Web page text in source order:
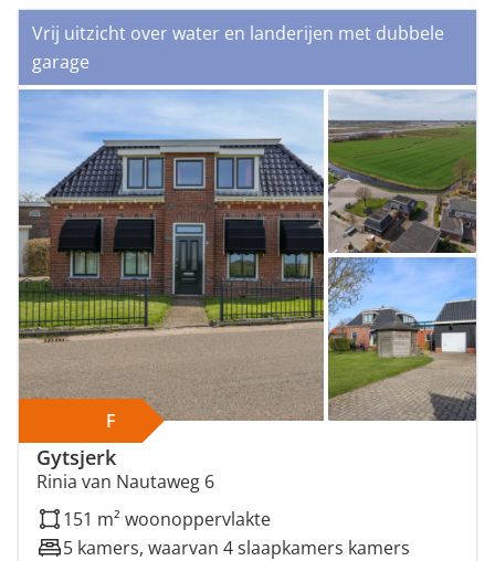
Vrij uitzicht over water en landerijen met dubbele
garage
F
Gytsjerk
Rinia van Nautaweg 6
151 m² woonoppervlakte
5 kamers, waarvan 4 slaapkamers kamers